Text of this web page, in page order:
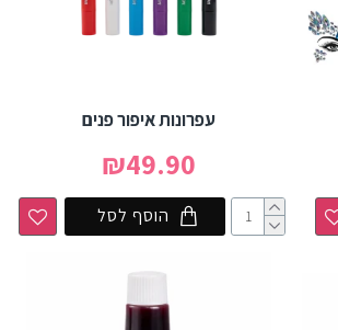
עפרונות איפור פנים
₪49.90
הוסף לסל